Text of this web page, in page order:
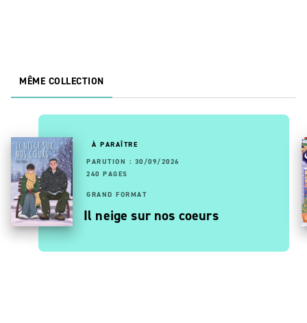
MÊME COLLECTION
À PARAÎTRE
PARUTION : 30/09/2026
240 PAGES
GRAND FORMAT
Il neige sur nos coeurs